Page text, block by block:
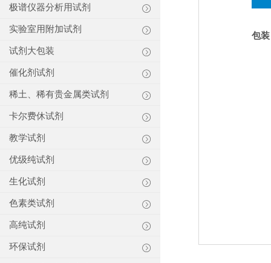
极谱仪器分析用试剂
实验室用附加试剂
试剂大包装
催化剂试剂
稀土、稀有贵金属类试剂
卡尔费休试剂
教学试剂
优级纯试剂
生化试剂
色素类试剂
高纯试剂
环保试剂
包